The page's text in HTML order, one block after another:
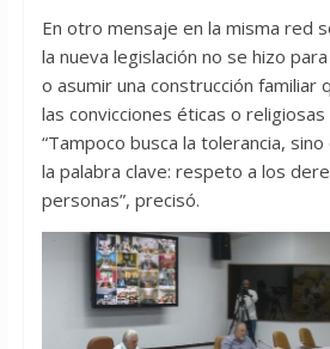
En otro mensaje en la misma red
la nueva legislación no se hizo
o asumir una construcción familiar
las convicciones éticas o
“Tampoco busca la tolerancia,
la palabra clave: respeto a los
personas”, precisó.